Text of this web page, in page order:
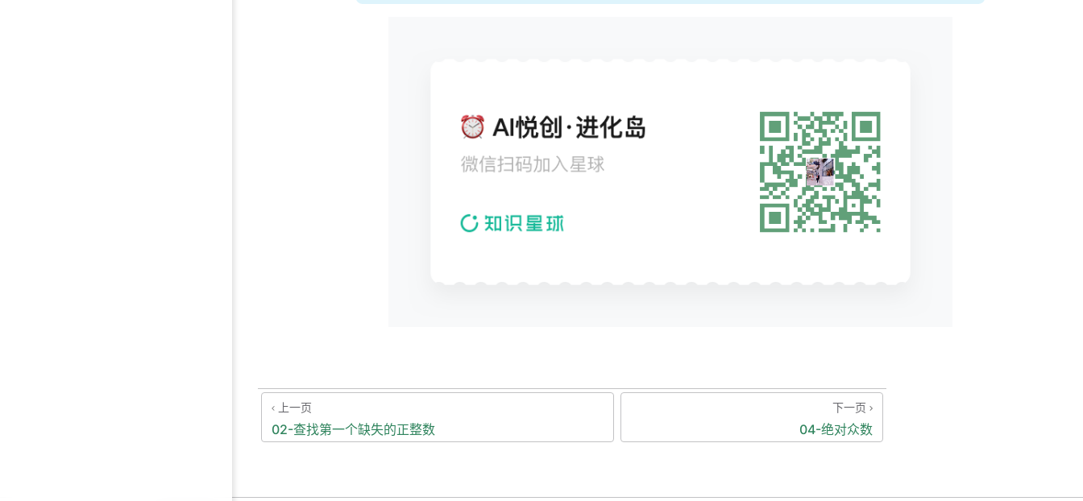
上一页
02-查找第一个缺失的正整数
下一页
04-绝对众数